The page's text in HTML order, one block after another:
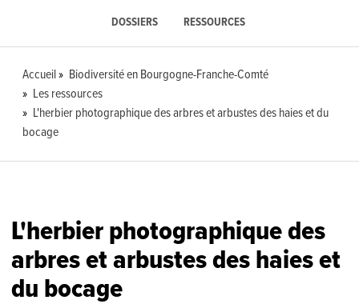
DOSSIERS RESSOURCES
Accueil
Biodiversité en Bourgogne-Franche-Comté
Les ressources
L'herbier photographique des arbres et arbustes des haies et du
bocage
L'herbier photographique des
arbres et arbustes des haies et
du bocage